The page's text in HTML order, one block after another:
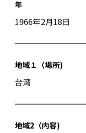
年
1966年2月18日
地域１（場所)
台湾
地域2（内容)